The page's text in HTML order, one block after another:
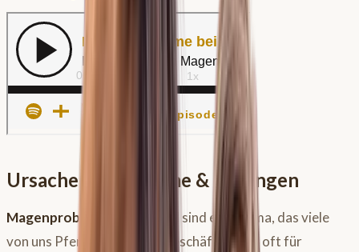
Ursachen, Symptome & Lösungen
Magenprobleme
beim Pferd sind ein Thema, das viele
von uns Pferde-Menschen beschäftigt und oft für